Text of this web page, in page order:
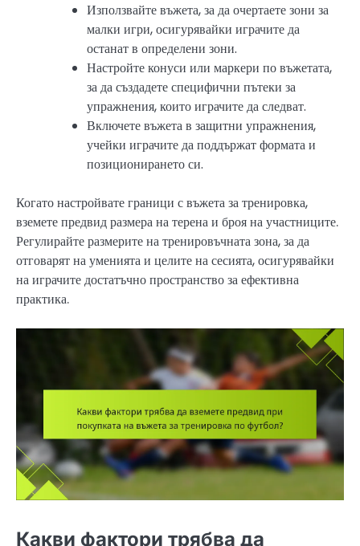
Използвайте въжета, за да очертаете зони за
малки игри, осигурявайки играчите да
останат в определени зони.
Настройте конуси или маркери по въжетата,
за да създадете специфични пътеки за
упражнения, които играчите да следват.
Включете въжета в защитни упражнения,
учейки играчите да поддържат формата и
позиционирането си.
Когато настройвате граници с въжета за тренировка,
вземете предвид размера на терена и броя на участниците.
Регулирайте размерите на тренировъчната зона, за да
отговарят на уменията и целите на сесията, осигурявайки
на играчите достатъчно пространство за ефективна
практика.
Какви фактори трябва да